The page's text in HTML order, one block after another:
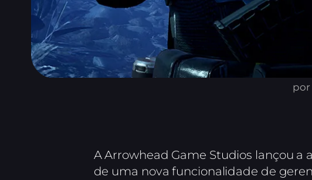
A Arrowhead Game Studios lançou a
de uma nova funcionalidade de